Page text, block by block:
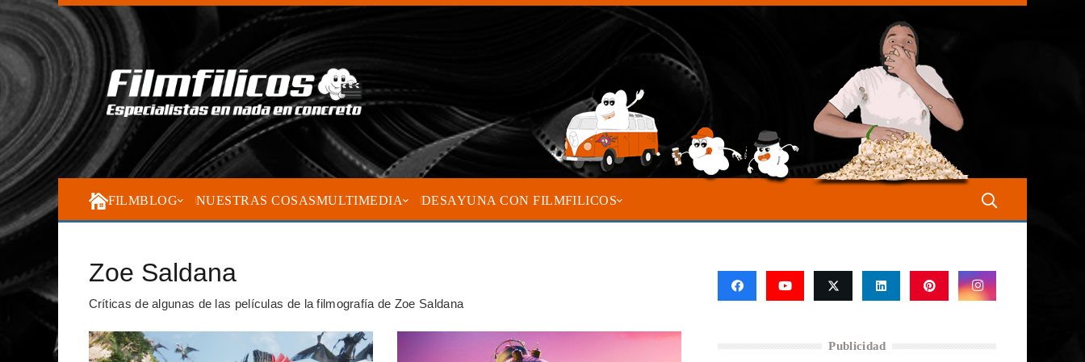
FILMBLOG NUESTRAS COSASMULTIMEDIA DESAYUNA CON FILMFILICOS
Zoe Saldana
Críticas de algunas de las películas de la filmografía de Zoe Saldana
Publicidad